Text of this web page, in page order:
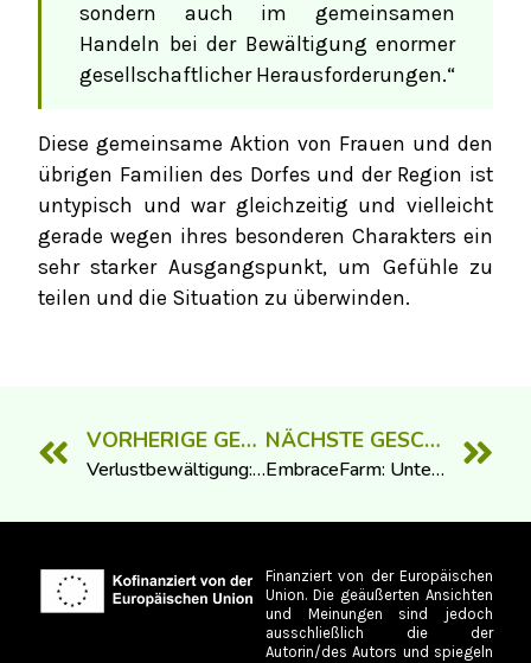
sondern auch im gemeinsamen
Handeln bei der Bewältigung enormer
gesellschaftlicher Herausforderungen.“
Diese gemeinsame Aktion von Frauen und den
übrigen Familien des Dorfes und der Region ist
untypisch und war gleichzeitig und vielleicht
gerade wegen ihres besonderen Charakters ein
sehr starker Ausgangspunkt, um Gefühle zu
teilen und die Situation zu überwinden.
VORHERIGE GESCHICHTE LESEN
Verlustbewältigung: lebenslanges Lernen
NÄCHSTE GESCHICHTE LESEN
EmbraceFarm: Unterstützung von Landwirts-Familien bei der Bewältigung von Verlusten
Finanziert von der Europäischen
Union. Die geäußerten Ansichten
und Meinungen sind jedoch
ausschließlich die der
Autorin/des Autors und spiegeln